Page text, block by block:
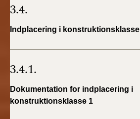
3.4.
Indplacering i konstruktionsklasse
3.4.1.
Dokumentation for indplacering i
konstruktionsklasse 1